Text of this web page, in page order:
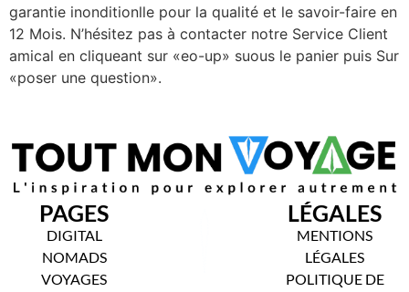
garantie inonditionlle pour la qualité et le savoir-faire en
12 Mois. N’hésitez pas à contacter notre Service Client
amical en cliqueant sur «eo-up» suous le panier puis Sur
«poser une question».
PAGES
DIGITAL
NOMADS
VOYAGES
LÉGALES
MENTIONS
LÉGALES
POLITIQUE DE